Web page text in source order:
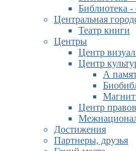
Библиотека
Центральная
Театр книги
Центры
Центр
Центр
А
Центр
Достижения
Партнеры, друзья